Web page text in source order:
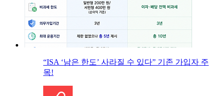
“ISA ‘남은 한도’ 사라질 수 있다” 기존 가입자 주
목!